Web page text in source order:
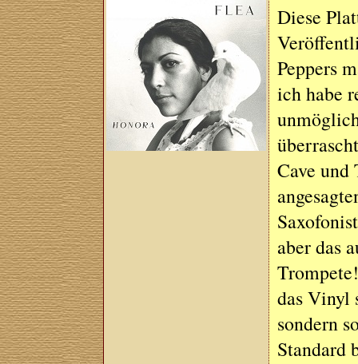
Diese
Peppers
ich habe
Cave
aber das
das Vinyl
sondern
Standard